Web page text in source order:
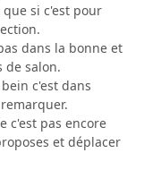
si c'est pour
dans la bonne et
de salon.
c'est dans
c'est pas encore
et déplacer